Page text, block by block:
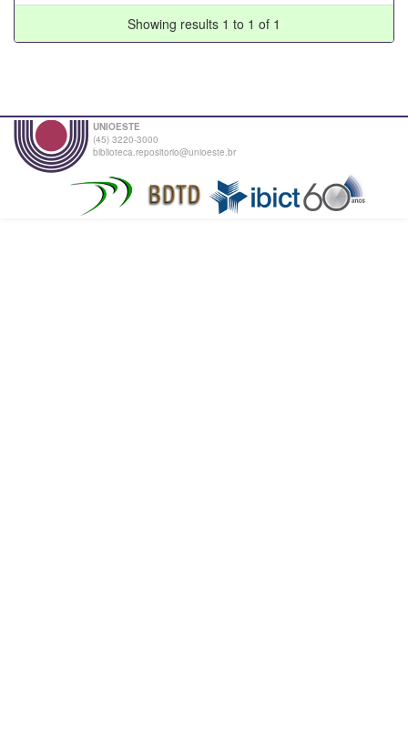
Showing results 1 to 1 of 1
UNIOESTE
(45) 3220-3000
biblioteca.repositorio@unioeste.br